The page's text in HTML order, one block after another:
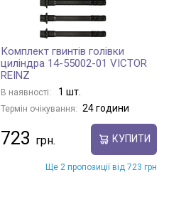
Комплект гвинтів голівки
циліндра 14-55002-01 VICTOR
REINZ
В наявності: 1 шт.
Термін очікування: 24 години
723 КУПИТИ
Ще 2 пропозиції від 723 грн